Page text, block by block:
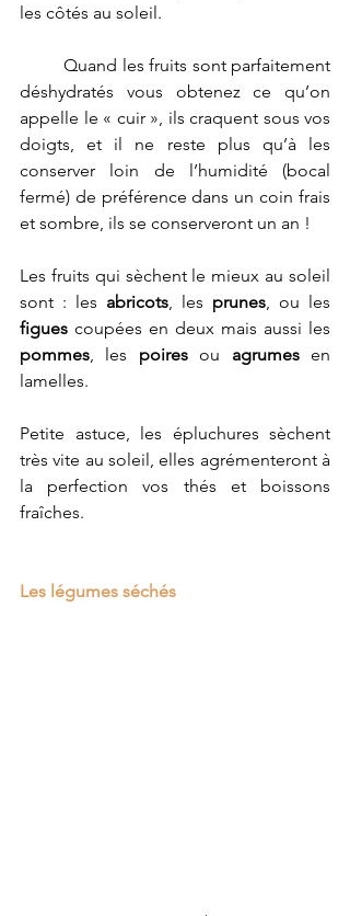
les côtés au soleil.
Quand les fruits sont parfaitement
déshydratés vous obtenez ce qu’on
appelle le « cuir », ils craquent sous vos
doigts, et il ne reste plus qu’à les
conserver loin de l’humidité (bocal
fermé) de préférence dans un coin frais
et sombre, ils se conserveront un an !
Les fruits qui sèchent le mieux au soleil
sont : les abricots, les prunes
figues
pommes, les poires ou agrumes en
lamelles.
Petite astuce, les épluchures sèchent
très vite au soleil, elles agrémenteront à
la perfection vos thés et boissons
fraîches.
Les légumes séchés